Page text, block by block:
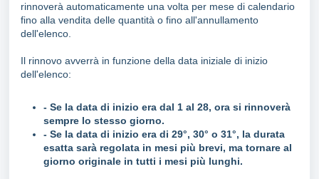
rinnoverà automaticamente una volta per mese di calendario
fino alla vendita delle quantità o fino all'annullamento
dell'elenco.
Il rinnovo avverrà in funzione della data iniziale di inizio
dell'elenco:
- Se la data di inizio era dal 1 al 28, ora si rinnoverà
sempre lo stesso giorno.
- Se la data di inizio era di 29°, 30° o 31°, la durata
esatta sarà regolata in mesi più brevi, ma tornare al
giorno originale in tutti i mesi più lunghi.